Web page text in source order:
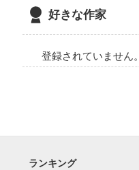
好きな作家
登録されていません。
ランキング